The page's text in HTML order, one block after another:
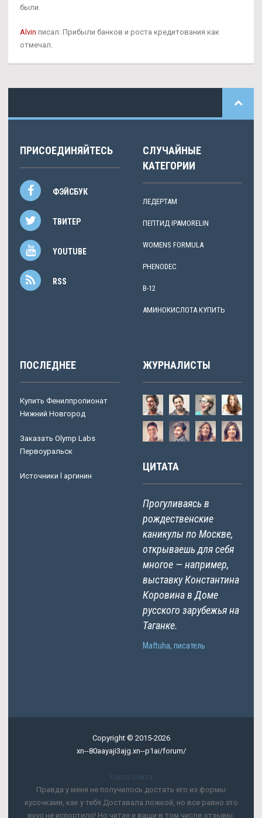
были.
Alvin писал: Прибыли банков и роста кредитования как
отмечал.
ПРИСОЕДИНЯЙТЕСЬ
ФЭЙСБУК
ТВИТЕР
YOUTUBE
RSS
СЛУЧАЙНЫЕ
КАТЕГОРИИ
ЛЕДЕРТАМ
ПЕПТИД IPAMORELIN
WOMENS FORMULA
PHENODEC
B-12
АМИНОКИСЛОТА КУПИТЬ
ПОСЛЕДНЕЕ
Купить Фенилпропионат
Нижний Новгород
Заказать Olymp Labs
Первоуральск
Источники l аргинин
ЖУРНАЛИСТЫ
ЦИТАТА
Прогуливаясь в
рождественские
каникулы по Москве,
открываешь для себя
многое — например,
выставку Константина
Коровина в Доме
русского зарубежья на
Таганке.
Maftuha, писатель
Copyright © 2015-2026
xn--80aayaji3ajg.xn--p1ai/forum/
Карта сайта
Правда у меня не получилось достать его из формы
кусочками, как у тебя Доставала ложкой, но все равно это
вкус не испортило! Но читая и ваши в том числе отзывы,